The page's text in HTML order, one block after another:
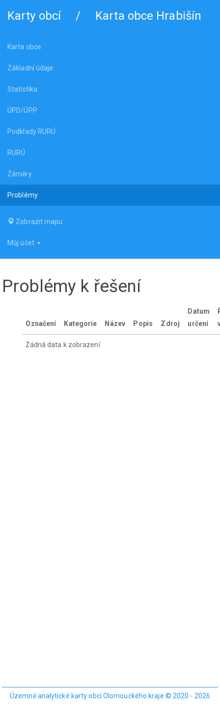
Karty obcí / Karta obce Hrabišín
Karta obce
Základní údaje
Statistika
ÚPD/ÚPP
Podklady RURÚ
RURÚ
Záměry
Problémy
Zobrazit mapu
Můj účet
Problémy k řešení
Označení Kategorie Název Popis Zdroj
Datum
určení
Žádná data k zobrazení
Územně analytické karty obcí Olomouckého kraje © 2020 - 2026